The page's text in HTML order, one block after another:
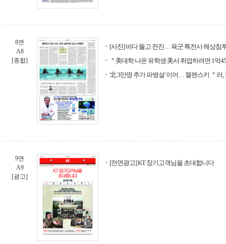
8면
A8
[종합]
[사진] 바다 뚫고 전진… 육군 특전사 해상침
＂美대학 나온 유학생 美서 취업하려면 1억
'北 3만명 추가 파병설' 이어… 젤렌스키 ＂러,
9면
A9
[광고]
[전면광고] KT 장기고객님을 초대합니다